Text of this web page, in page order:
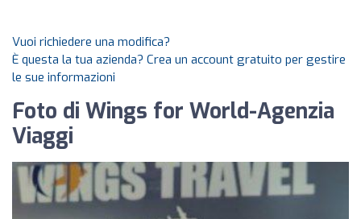
Vuoi richiedere una modifica?
È questa la tua azienda? Crea un account gratuito per gestire
le sue informazioni
Foto di Wings for World-Agenzia
Viaggi